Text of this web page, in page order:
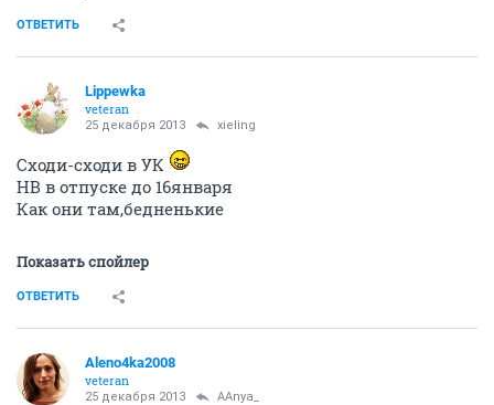
ОТВЕТИТЬ
Lippewka
veteran
25 декабря 2013 xieling
Сходи-сходи в УК
НВ в отпуске до 16января
Как они там,бедненькие
Показать спойлер
ОТВЕТИТЬ
Aleno4ka2008
veteran
25 декабря 2013 AAnya_